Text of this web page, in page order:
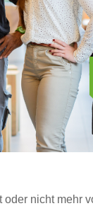
nicht mehr